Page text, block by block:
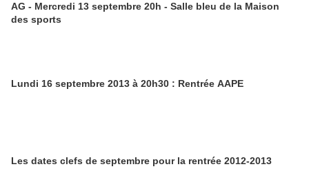
AG - Mercredi 13 septembre 20h - Salle bleu de la Maison
des sports
Lundi 16 septembre 2013 à 20h30 : Rentrée AAPE
Les dates clefs de septembre pour la rentrée 2012-2013